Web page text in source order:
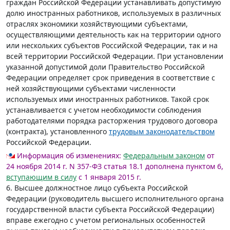
граждан Российской Федерации устанавливать допустимую
долю иностранных работников, используемых в различных
отраслях экономики хозяйствующими субъектами,
осуществляющими деятельность как на территории одного
или нескольких субъектов Российской Федерации, так и на
всей территории Российской Федерации. При установлении
указанной допустимой доли Правительство Российской
Федерации определяет срок приведения в соответствие с
ней хозяйствующими субъектами численности
используемых ими иностранных работников. Такой срок
устанавливается с учетом необходимости соблюдения
работодателями порядка расторжения трудового договора
(контракта), установленного трудовым законодательством
Российской Федерации.
Информация об изменениях: Федеральным законом от
24 ноября 2014 г. N 357-ФЗ статья 18.1 дополнена пунктом 6,
вступающим в силу с 1 января 2015 г.
6. Высшее должностное лицо субъекта Российской
Федерации (руководитель высшего исполнительного органа
государственной власти субъекта Российской Федерации)
вправе ежегодно с учетом региональных особенностей